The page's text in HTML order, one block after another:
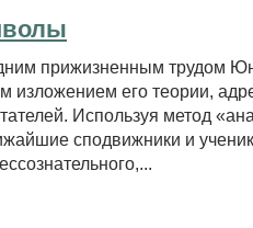
прижизненным трудом
изложением его теории,
Используя метод
сподвижники и